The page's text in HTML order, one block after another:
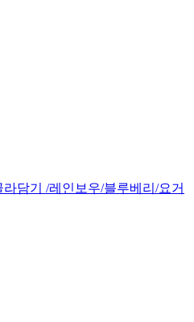
담기 /레인보우/블루베리/요거